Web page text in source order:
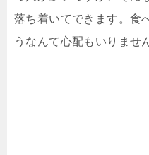
落ち着いてできます。食
うなんて心配もいりませ